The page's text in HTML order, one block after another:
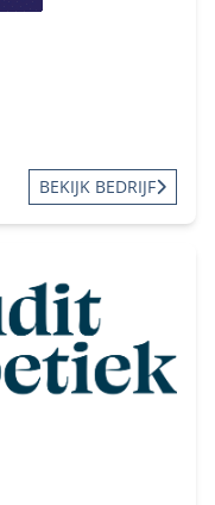
BEKIJK BEDRIJF